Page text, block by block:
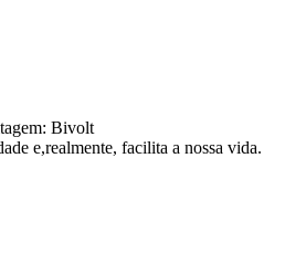
Bivolt
e,realmente, facilita a nossa vida.